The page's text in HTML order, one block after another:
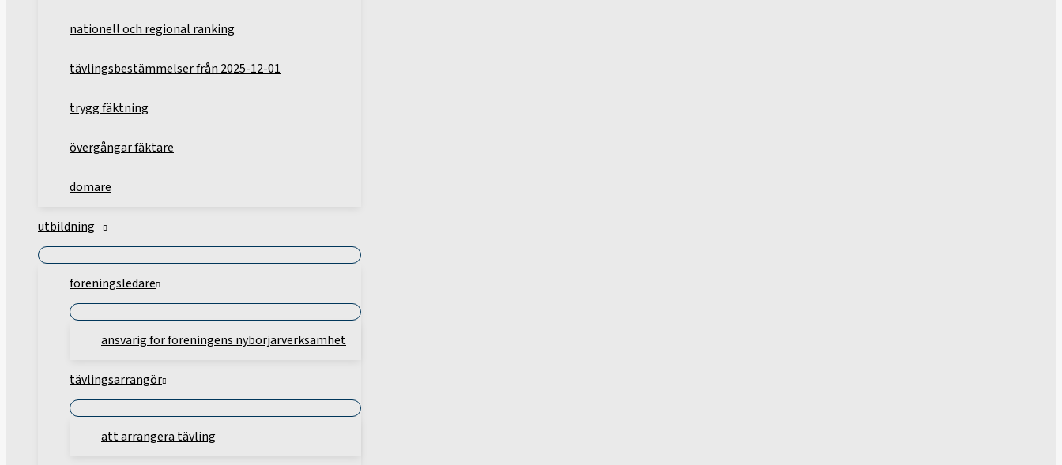
nationell och regional ranking
tävlingsbestämmelser från 2025-12-01
trygg fäktning
övergångar fäktare
domare
utbildning
föreningsledare
ansvarig för föreningens nybörjarverksamhet
tävlingsarrangör
att arrangera tävling